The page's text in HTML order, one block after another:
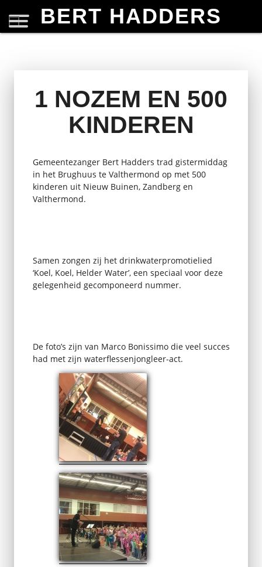
BERT HADDERS
1 NOZEM EN 500
KINDEREN
Gemeentezanger Bert Hadders trad gistermiddag
in het Brughuus te Valthermond op met 500
kinderen uit Nieuw Buinen, Zandberg en
Valthermond.
Samen zongen zij het drinkwaterpromotielied
‘Koel, Koel, Helder Water’, een speciaal voor deze
gelegenheid gecomponeerd nummer.
De foto’s zijn van Marco Bonissimo die veel succes
had met zijn waterflessenjongleer-act.